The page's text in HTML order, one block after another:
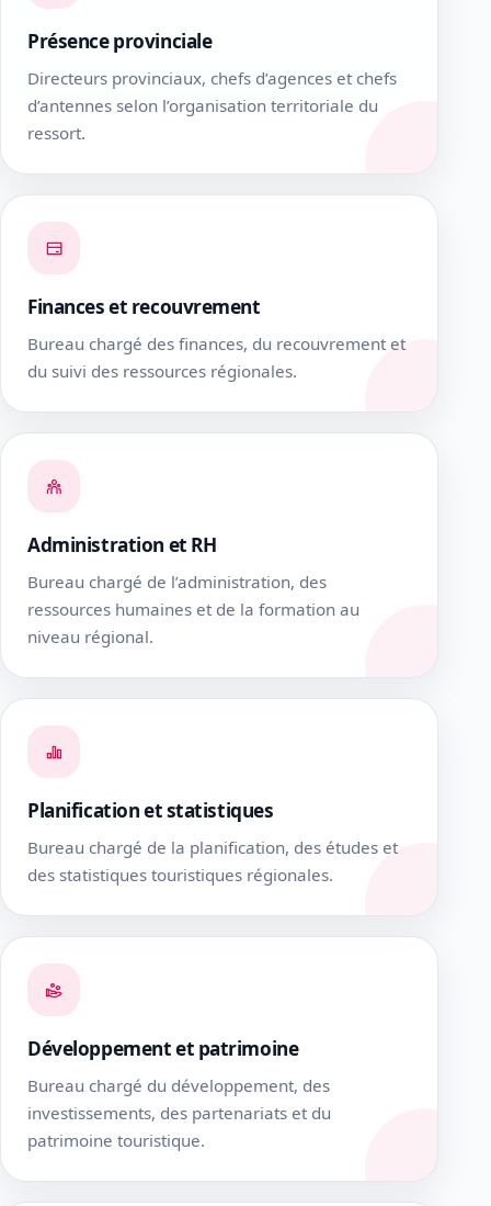
Présence provinciale
Directeurs provinciaux, chefs d’agences et chefs
d’antennes selon l’organisation territoriale du
ressort.
Finances et recouvrement
Bureau chargé des finances, du recouvrement et
du suivi des ressources régionales.
Administration et RH
Bureau chargé de l’administration, des
ressources humaines et de la formation au
niveau régional.
Planification et statistiques
Bureau chargé de la planification, des études et
des statistiques touristiques régionales.
Développement et patrimoine
Bureau chargé du développement, des
investissements, des partenariats et du
patrimoine touristique.